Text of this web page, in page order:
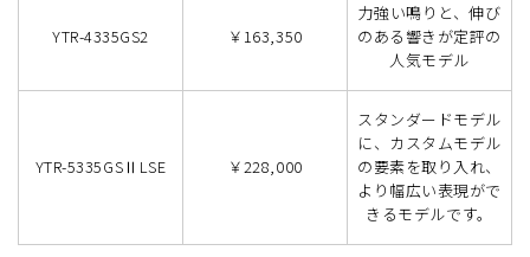
YTR-4335GS2 ￥163,350
力強い鳴りと、伸び
のある響きが定評の
人気モデル
YTR-5335GSⅡLSE ￥228,000
スタンダードモデル
に、カスタムモデル
の要素を取り入れ、
より幅広い表現がで
きるモデルです。